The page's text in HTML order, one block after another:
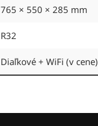
765 × 550 × 285 mm
R32
Diaľkové + WiFi (v cene)